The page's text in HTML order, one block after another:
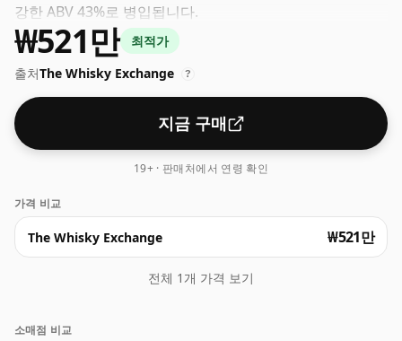
강한 ABV 43%로 병입됩니다.
₩521만
최적가
출처The Whisky Exchange ?
지금 구매
19+ · 판매처에서 연령 확인
가격 비교
The Whisky Exchange ₩521만
전체 1개 가격 보기
소매점 비교